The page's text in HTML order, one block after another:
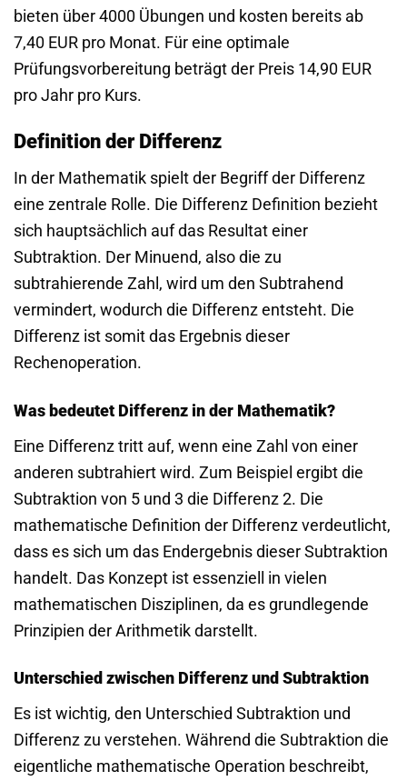
bieten über 4000 Übungen und kosten bereits ab
7,40 EUR pro Monat. Für eine optimale
Prüfungsvorbereitung beträgt der Preis 14,90 EUR
pro Jahr pro Kurs.
Definition der Differenz
In der Mathematik spielt der Begriff der Differenz
eine zentrale Rolle. Die Differenz Definition bezieht
sich hauptsächlich auf das Resultat einer
Subtraktion. Der Minuend, also die zu
subtrahierende Zahl, wird um den Subtrahend
vermindert, wodurch die Differenz entsteht. Die
Differenz ist somit das Ergebnis dieser
Rechenoperation.
Was bedeutet Differenz in der Mathematik?
Eine Differenz tritt auf, wenn eine Zahl von einer
anderen subtrahiert wird. Zum Beispiel ergibt die
Subtraktion von 5 und 3 die Differenz 2. Die
mathematische Definition der Differenz verdeutlicht,
dass es sich um das Endergebnis dieser Subtraktion
handelt. Das Konzept ist essenziell in vielen
mathematischen Disziplinen, da es grundlegende
Prinzipien der Arithmetik darstellt.
Unterschied zwischen Differenz und Subtraktion
Es ist wichtig, den Unterschied Subtraktion und
Differenz zu verstehen. Während die Subtraktion die
eigentliche mathematische Operation beschreibt,